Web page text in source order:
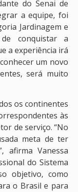
do Senai de
a equipe, foi
Jardinagem e
conquistar a
a experiência irá
um novo
será muito
os continentes
às
de serviço. “No
meta de ter
afirma Vanessa
do Sistema
objetivo, como
o Brasil e para